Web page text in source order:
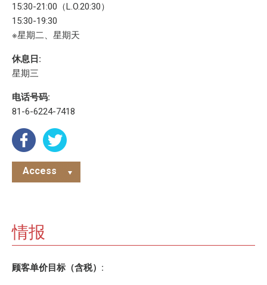
15:30-21:00（L.O.20:30）
15:30-19:30
※星期二、星期天
休息日:
星期三
电话号码:
81-6-6224-7418
Access
情报
顾客单价目标（含税）: